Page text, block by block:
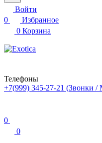
Войти
0
Избранное
0 Корзина
Телефоны
+7(999) 345-27-21 (Звонки /
0
0